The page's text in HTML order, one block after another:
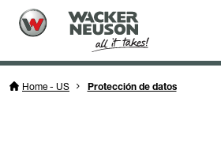
Home - US Protección de datos